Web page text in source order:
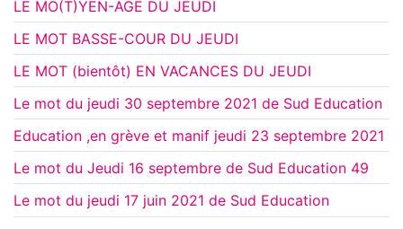
LE MO(T)YEN-AGE DU JEUDI
LE MOT BASSE-COUR DU JEUDI
LE MOT (bientôt) EN VACANCES DU JEUDI
Le mot du jeudi 30 septembre 2021 de Sud Education
Education ,en grève et manif jeudi 23 septembre 2021
Le mot du Jeudi 16 septembre de Sud Education 49
Le mot du jeudi 17 juin 2021 de Sud Education